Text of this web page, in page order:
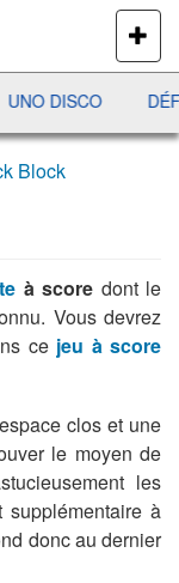
PLUS
DE
JEUX
UNO DISCO
Block
à score dont le
Vous devrez
ce jeu à score
clos et une
le moyen de
les
à
donc au dernier